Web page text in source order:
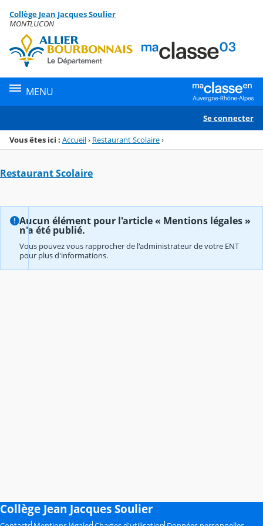
Menu de la rubrique
Contenu
Collège Jean Jacques Soulier
MONTLUCON
MENU
Se connecter
Vous êtes ici : Accueil› Restaurant Scolaire›
Restaurant Scolaire
Aucun élément pour l'article « Mentions légales »
n'a été publié.
Vous pouvez vous rapprocher de l'administrateur de votre ENT
pour plus d'informations.
Collège Jean Jacques Soulier